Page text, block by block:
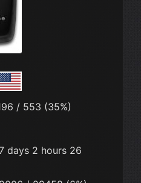
/ 553 (35%)
days 2 hours 26